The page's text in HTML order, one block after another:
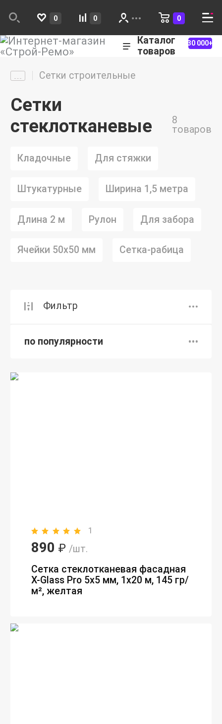
0 0 0
Каталог
товаров
30 000+
Сетки строительные
Сетки
стеклотканевые
8
товаров
Кладочные Для стяжки
Штукатурные Ширина 1,5 метра
Длина 2 м Рулон Для забора
Ячейки 50х50 мм Сетка-рабица
Фильтр
по популярности
1
890 ₽ /шт.
Сетка стеклотканевая фасадная
X-Glass Pro 5х5 мм, 1х20 м, 145 гр/
м², желтая